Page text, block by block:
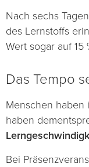
Nach sechs
des Lernstoffs
Wert sogar auf 15
Das Tempo
Menschen haben
haben
Bei